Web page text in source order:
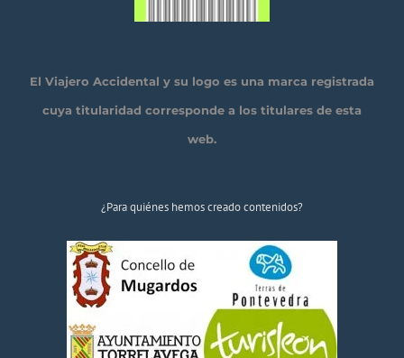
El Viajero Accidental y su logo es una marca registrada
cuya titularidad corresponde a los titulares de esta
web.
¿Para quiénes hemos creado contenidos?